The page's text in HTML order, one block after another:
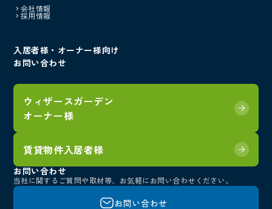
会社情報
採用情報
入居者様・オーナー様向け
お問い合わせ
ウィザースガーデン
オーナー様
賃貸物件入居者様
お問い合わせ
当社に関するご質問や取材等、 お気軽にお問い合わせください。
お問い合わせ